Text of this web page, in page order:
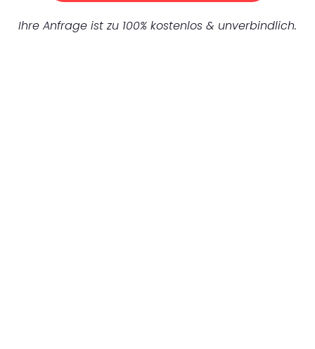
Ihre Anfrage ist zu 100% kostenlos & unverbindlich.